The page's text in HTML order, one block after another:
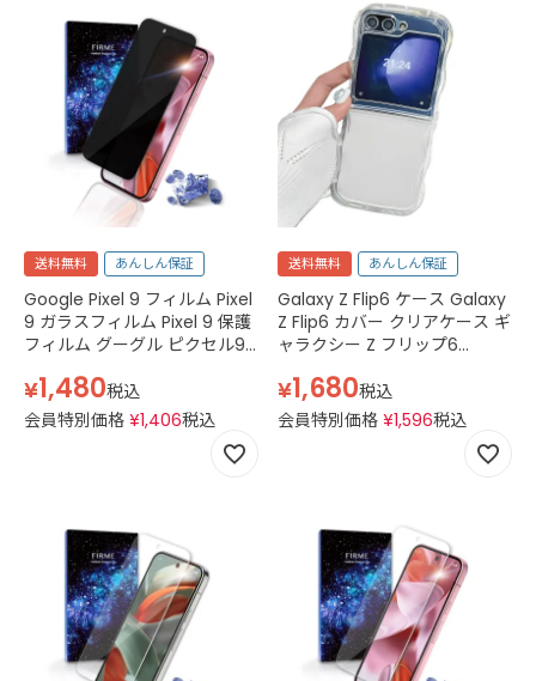
送料無料 あんしん保証
Google Pixel 9 フィルム Pixel
9 ガラスフィルム Pixel 9 保護
フィルム グーグル ピクセル9
simフリー 2.5D スマホフィル
ム 強化ガラス 黒 ブラック
¥1,480税込
会員特別価格 ¥1,406税込
送料無料 あんしん保証
Galaxy Z Flip6 ケース Galaxy
Z Flip6 カバー クリアケース ギ
ャラクシー Z フリップ6
simフリー スマホケース TPU
透明 クリア
¥1,680税込
会員特別価格 ¥1,596税込